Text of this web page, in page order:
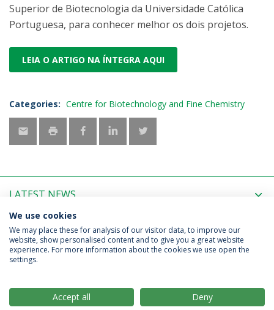
Superior de Biotecnologia da Universidade Católica
Portuguesa, para conhecer melhor os dois projetos.
LEIA O ARTIGO NA ÍNTEGRA AQUI
Categories: Centre for Biotechnology and Fine Chemistry
LATEST NEWS
UPCOMING EVENTS
Privacy Policy
We use cookies
We may place these for analysis of our visitor data, to improve our
website, show personalised content and to give you a great website
experience. For more information about the cookies we use open the
settings.
Accept all Deny